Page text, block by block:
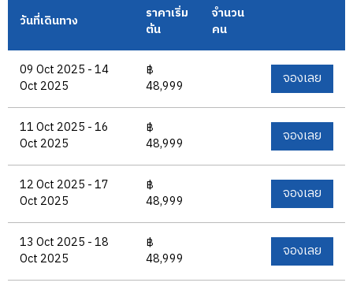
วันที่เดินทาง
ราคาเริ่ม
ต้น
จำนวน
คน
09 Oct 2025 - 14
Oct 2025
฿
48,999
จองเลย
11 Oct 2025 - 16
Oct 2025
฿
48,999
จองเลย
12 Oct 2025 - 17
Oct 2025
฿
48,999
จองเลย
13 Oct 2025 - 18
Oct 2025
฿
48,999
จองเลย